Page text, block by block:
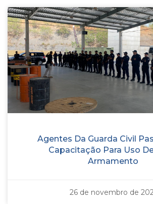
Agentes Da Guarda Civil
Capacitação Para Uso
Armamento
26 de novembro de